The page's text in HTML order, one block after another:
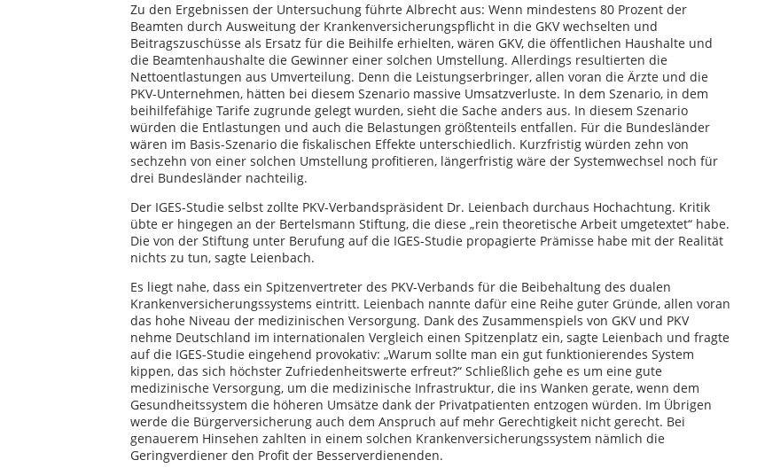
Zu den Ergebnissen der Untersuchung führte Albrecht aus: Wenn mindestens 80 Prozent der
Beamten durch Ausweitung der Krankenversicherungspflicht in die GKV wechselten und
Beitragszuschüsse als Ersatz für die Beihilfe erhielten, wären GKV, die öffentlichen Haushalte und
die Beamtenhaushalte die Gewinner einer solchen Umstellung. Allerdings resultierten die
Nettoentlastungen aus Umverteilung. Denn die Leistungserbringer, allen voran die Ärzte und die
PKV-Unternehmen, hätten bei diesem Szenario massive Umsatzverluste. In dem Szenario, in dem
beihilfefähige Tarife zugrunde gelegt wurden, sieht die Sache anders aus. In diesem Szenario
würden die Entlastungen und auch die Belastungen größtenteils entfallen. Für die Bundesländer
wären im Basis-Szenario die fiskalischen Effekte unterschiedlich. Kurzfristig würden zehn von
sechzehn von einer solchen Umstellung profitieren, längerfristig wäre der Systemwechsel noch für
drei Bundesländer nachteilig.
Der IGES-Studie selbst zollte PKV-Verbandspräsident Dr. Leienbach durchaus Hochachtung. Kritik
übte er hingegen an der Bertelsmann Stiftung, die diese „rein theoretische Arbeit umgetextet“ habe.
Die von der Stiftung unter Berufung auf die IGES-Studie propagierte Prämisse habe mit der Realität
nichts zu tun, sagte Leienbach.
Es liegt nahe, dass ein Spitzenvertreter des PKV-Verbands für die Beibehaltung des dualen
Krankenversicherungssystems eintritt. Leienbach nannte dafür eine Reihe guter Gründe, allen voran
das hohe Niveau der medizinischen Versorgung. Dank des Zusammenspiels von GKV und PKV
nehme Deutschland im internationalen Vergleich einen Spitzenplatz ein, sagte Leienbach und fragte
auf die IGES-Studie eingehend provokativ: „Warum sollte man ein gut funktionierendes System
kippen, das sich höchster Zufriedenheitswerte erfreut?“ Schließlich gehe es um eine gute
medizinische Versorgung, um die medizinische Infrastruktur, die ins Wanken gerate, wenn dem
Gesundheitssystem die höheren Umsätze dank der Privatpatienten entzogen würden. Im Übrigen
werde die Bürgerversicherung auch dem Anspruch auf mehr Gerechtigkeit nicht gerecht. Bei
genauerem Hinsehen zahlten in einem solchen Krankenversicherungssystem nämlich die
Geringverdiener den Profit der Besserverdienenden.